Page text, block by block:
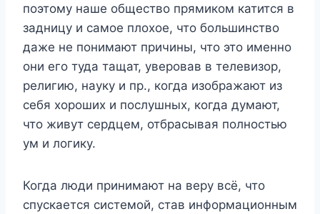
поэтому наше общество прямиком катится в
задницу и самое плохое, что большинство
даже не понимают причины, что это именно
они его туда тащат, уверовав в телевизор,
религию, науку и пр., когда изображают из
себя хороших и послушных, когда думают,
что живут сердцем, отбрасывая полностью
ум и логику.
Когда люди принимают на веру всё, что
спускается системой, став информационным